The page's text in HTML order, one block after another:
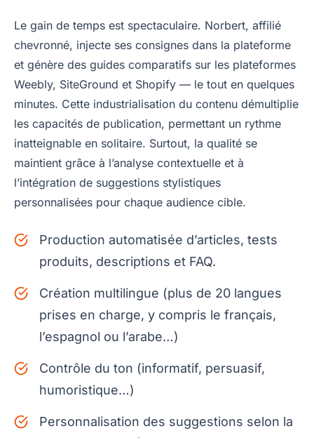
Le gain de temps est spectaculaire. Norbert, affilié
chevronné, injecte ses consignes dans la plateforme
et génère des guides comparatifs sur les plateformes
Weebly, SiteGround et Shopify — le tout en quelques
minutes. Cette industrialisation du contenu démultiplie
les capacités de publication, permettant un rythme
inatteignable en solitaire. Surtout, la qualité se
maintient grâce à l’analyse contextuelle et à
l’intégration de suggestions stylistiques
personnalisées pour chaque audience cible.
Production automatisée d’articles, tests
produits, descriptions et FAQ.
Création multilingue (plus de 20 langues
prises en charge, y compris le français,
l’espagnol ou l’arabe…)
Contrôle du ton (informatif, persuasif,
humoristique…)
Personnalisation des suggestions selon la